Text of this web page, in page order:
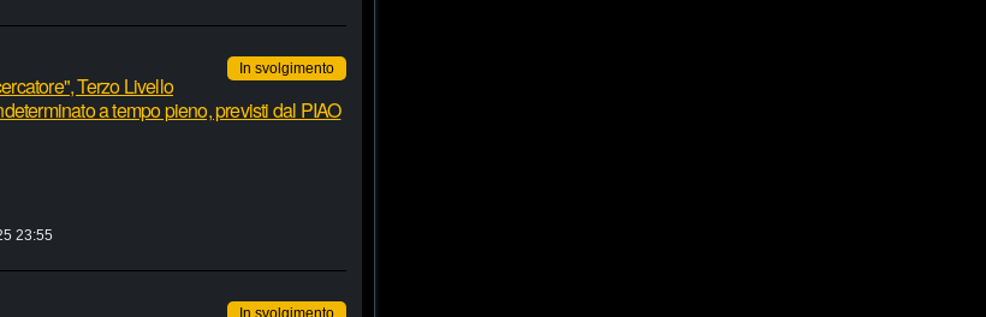
In svolgimento
Terzo Livello
a tempo pieno, previsti dal PIAO
23:55
In svolgimento